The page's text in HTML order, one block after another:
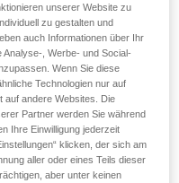
Beide Elemente
soweit wie möglich
Gurts
unserer Website zu
zu gestalten und
auch Informationen über Ihr
, Werbe- und Social-
Wenn Sie diese
Technologien nur auf
auf andere Websites. Die
Partner werden Sie während
Ihre Einwilligung jederzeit
klicken, der sich am
aller oder eines Teils dieser
aber unter keinen